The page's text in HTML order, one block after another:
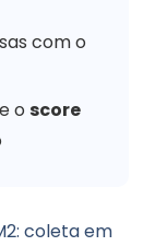
com o
o score
coleta em